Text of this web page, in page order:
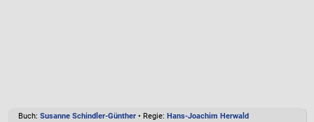
Buch: Susanne Schindler-Günther • Regie: Hans-Joachim Herwald